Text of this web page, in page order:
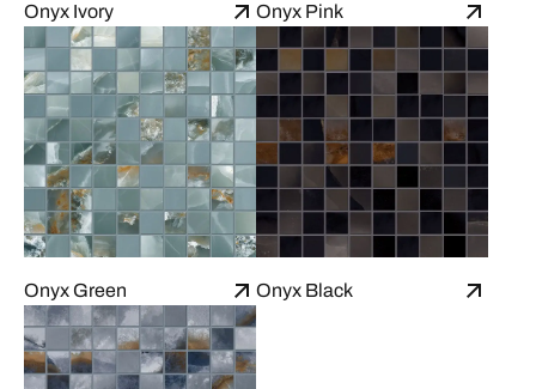
Onyx Ivory Onyx Pink
Onyx Green Onyx Black